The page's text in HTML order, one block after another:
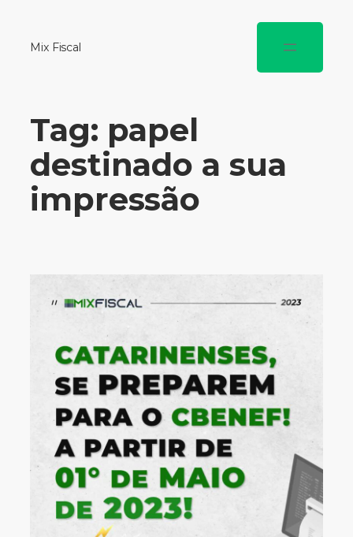
Mix Fiscal
Tag: papel
destinado a sua
impressão